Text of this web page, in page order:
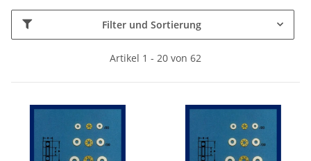
Filter und Sortierung
Artikel 1 - 20 von 62